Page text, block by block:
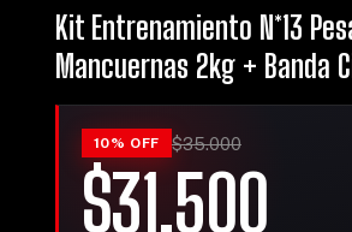
Kit Entrenamiento N*13
Mancuernas 2kg + Banda
10% OFF $35.000
$31.500